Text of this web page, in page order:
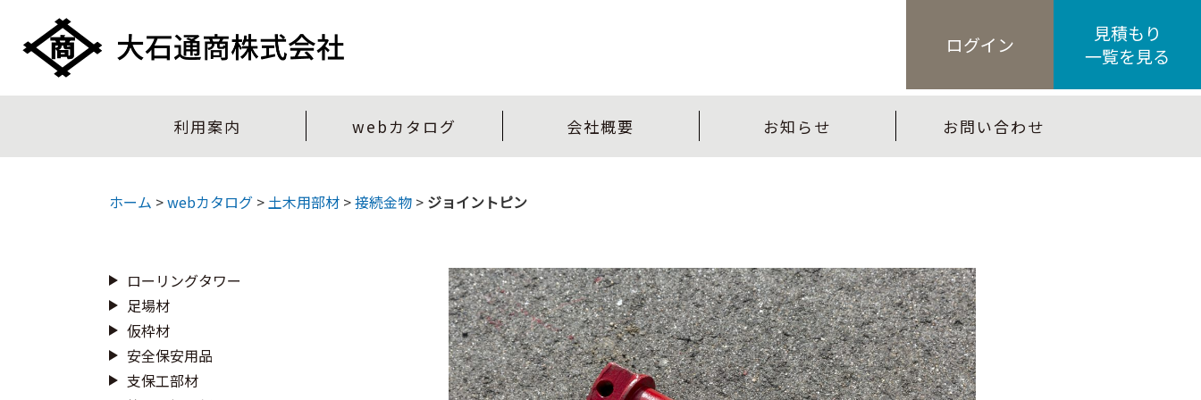
ログイン
見積もり
一覧を見る
利用案内 webカタログ 会社概要 お知らせ お問い合わせ
ホーム >webカタログ >土木用部材 >接続金物 > ジョイントピン
ローリングタワー
足場材
仮枠材
安全保安用品
支保工部材